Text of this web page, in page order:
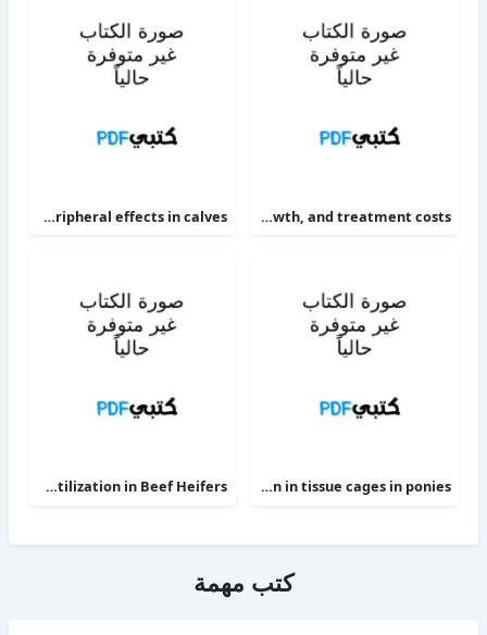
Targeting therapy to minimize antimicrobial use in preweaned calves effects on health, growth, and treatment costs
The alpha 2-adrenoceptor agonists xylazine and guanfacine exert different central nervous system, but comparable peripheral effects in calves
Clinical efficacy of intravenous administration of marbofloxacin in a Staphylococcus aureus infection in tissue cages in ponies
Phosphorus Deficiency Metabolism and Food Utilization in Beef Heifers
كتب مهمة